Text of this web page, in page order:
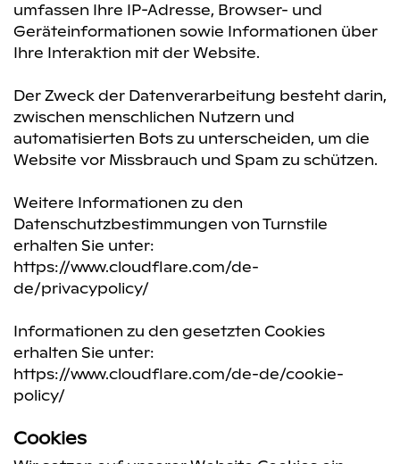
umfassen Ihre IP-Adresse, Browser- und
Geräteinformationen sowie Informationen über
Ihre Interaktion mit der Website.
Der Zweck der Datenverarbeitung besteht darin,
zwischen menschlichen Nutzern und
automatisierten Bots zu unterscheiden, um die
Website vor Missbrauch und Spam zu schützen.
Weitere Informationen zu den
Datenschutzbestimmungen von Turnstile
erhalten Sie unter:
https://www.cloudflare.com/de-
de/privacypolicy/
Informationen zu den gesetzten Cookies
erhalten Sie unter:
https://www.cloudflare.com/de-de/cookie-
policy/
Cookies